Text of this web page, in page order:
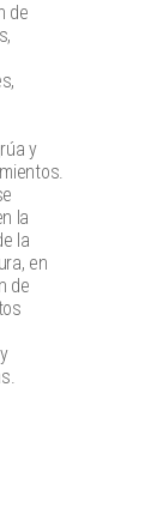
de
y
la
la
en
de